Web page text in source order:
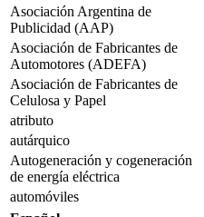
Asociación Argentina de
Publicidad (AAP)
Asociación de Fabricantes de
Automotores (ADEFA)
Asociación de Fabricantes de
Celulosa y Papel
atributo
autárquico
Autogeneración y cogeneración
de energía eléctrica
automóviles